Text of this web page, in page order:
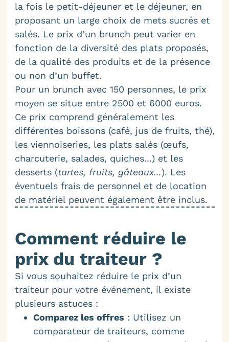
la fois le petit-déjeuner et le déjeuner, en
proposant un large choix de mets sucrés et
salés. Le prix d’un brunch peut varier en
fonction de la diversité des plats proposés,
de la qualité des produits et de la présence
ou non d’un buffet.
Pour un brunch avec 150 personnes, le prix
moyen se situe entre 2500 et 6000 euros.
Ce prix comprend généralement les
différentes boissons (café, jus de fruits, thé),
les viennoiseries, les plats salés (œufs,
charcuterie, salades, quiches...) et les
desserts (tartes, fruits, gâteaux...). Les
éventuels frais de personnel et de location
de matériel peuvent également être inclus.
Comment réduire le
prix du traiteur ?
Si vous souhaitez réduire le prix d’un
traiteur pour votre événement, il existe
plusieurs astuces :
Comparez les offres : Utilisez un
comparateur de traiteurs, comme